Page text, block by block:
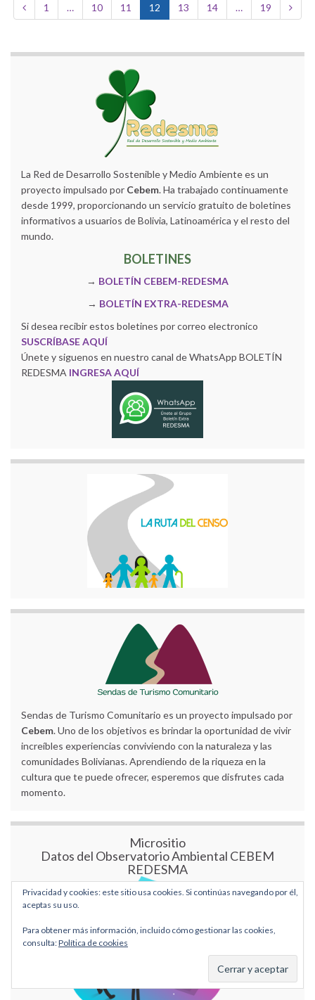
1 … 10 11 12 13 14 … 19
La Red de Desarrollo Sostenible y Medio Ambiente es un
proyecto impulsado por Cebem. Ha trabajado continuamente
desde 1999, proporcionando un servicio gratuito de boletines
informativos a usuarios de Bolivia, Latinoamérica y el resto del
mundo.
BOLETINES
→ BOLETÍN CEBEM-REDESMA
→ BOLETÍN EXTRA-REDESMA
Si desea recibir estos boletines por correo electronico
SUSCRÍBASE AQUÍ
Únete y siguenos en nuestro canal de WhatsApp BOLETÍN
REDESMA INGRESA AQUÍ
Sendas de Turismo Comunitario es un proyecto impulsado por
Cebem. Uno de los objetivos es brindar la oportunidad de vivir
increíbles experiencias conviviendo con la naturaleza y las
comunidades Bolivianas. Aprendiendo de la riqueza en la
cultura que te puede ofrecer, esperemos que disfrutes cada
momento.
Micrositio
Datos del Observatorio Ambiental CEBEM
REDESMA
Privacidad y cookies: este sitio usa cookies. Si continúas navegando por él,
aceptas su uso.
Para obtener más información, incluido cómo gestionar las cookies,
consulta:Política de cookies